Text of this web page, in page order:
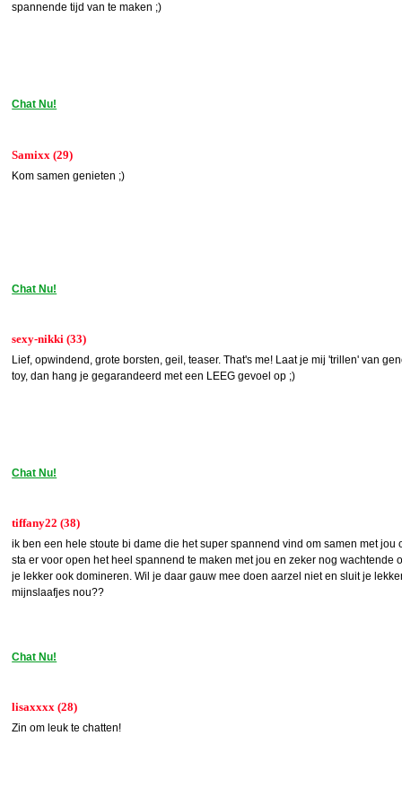
spannende tijd van te maken ;)
Chat Nu!
Samixx (29)
Kom samen genieten ;)
Chat Nu!
sexy-nikki (33)
Lief, opwindend, grote borsten, geil, teaser. That's me! Laat je mij 'trillen' van
toy, dan hang je gegarandeerd met een LEEG gevoel op ;)
Chat Nu!
tiffany22 (38)
ik ben een hele stoute bi dame die het super spannend vind om samen met jou
sta er voor open het heel spannend te maken met jou en zeker nog wachtende
je lekker ook domineren. Wil je daar gauw mee doen aarzel niet en sluit je
mijnslaafjes nou??
Chat Nu!
lisaxxxx (28)
Zin om leuk te chatten!